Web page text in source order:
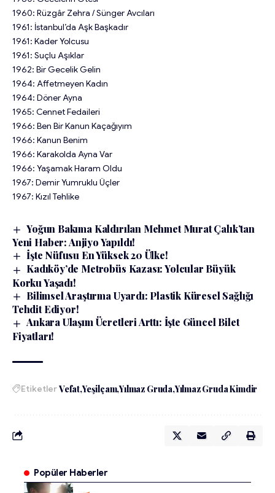
1960: Rüzgâr Zehra / Sünger Avcıları
1961: İstanbul’da Aşk Başkadır
1961: Kader Yolcusu
1961: Suçlu Aşıklar
1962: Bir Gecelik Gelin
1964: Affetmeyen Kadın
1964: Döner Ayna
1965: Cennet Fedaileri
1966: Ben Bir Kanun Kaçağıyım
1966: Kanun Benim
1966: Karakolda Ayna Var
1966: Yaşamak Haram Oldu
1967: Demir Yumruklu Üçler
1967: Kızıl Tehlike
Yoğun Bakıma Kaldırılan Mehmet Murat Çalık’tan
Yeni Haber: Anjiyo Yapıldı!
İşte Nüfusu En Yüksek 20 Ülke!
Kadıköy’de Metrobüs Kazası: Yolcular Büyük
Korku Yaşadı!
Bilimsel Araştırma Uyardı: Plastik Küresel Sağlığı
Tehdit Ediyor!
Ankara Ulaşım Ücretleri Arttı: İşte Güncel Bilet
Fiyatları!
EtiketlerVefat Yeşilçam Yılmaz Gruda Yılmaz Gruda Kimdir
Popüler Haberler